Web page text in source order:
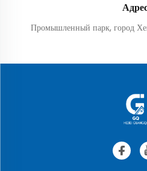
Промышленный парк, город